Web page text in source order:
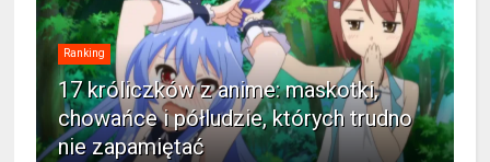
Ranking
17 króliczków z anime: maskotki,
chowańce i półludzie, których trudno
nie zapamiętać